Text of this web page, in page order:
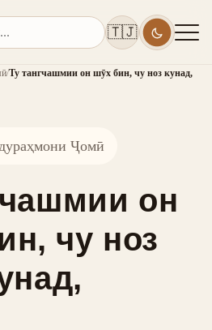
🇹🇯
/Ту тангчашмии он шӯх бин, чу ноз кунад,
Ҷомӣ
он
чу ноз